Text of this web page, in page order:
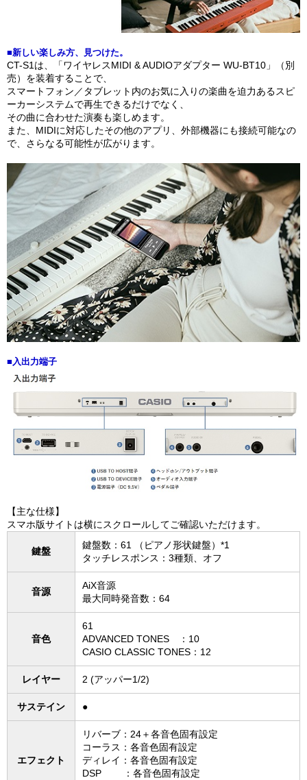
■新しい楽しみ方、見つけた。
CT-S1は、「ワイヤレスMIDI & AUDIOアダプター WU-BT10」（別
売）を装着することで、
スマートフォン／タブレット内のお気に入りの楽曲を迫力あるスピ
ーカーシステムで再生できるだけでなく、
その曲に合わせた演奏も楽しめます。
また、MIDIに対応したその他のアプリ、外部機器にも接続可能なの
で、さらなる可能性が広がります。
■入出力端子
【主な仕様】
スマホ版サイトは横にスクロールしてご確認いただけます。
鍵盤
鍵盤数：61 （ピアノ形状鍵盤）*1
タッチレスポンス：3種類、オフ
音源
AiX音源
最大同時発音数：64
音色
61
ADVANCED TONES ：10
CASIO CLASSIC TONES：12
レイヤー 2 (アッパー1/2)
サステイン ●
エフェクト
リバーブ：24＋各音色固有設定
コーラス：各音色固有設定
ディレイ：各音色固有設定
DSP ：各音色固有設定